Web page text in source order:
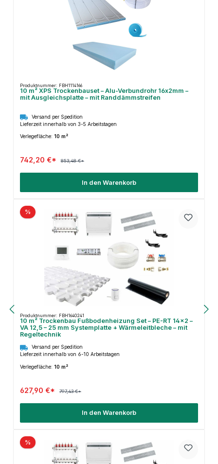
Produktnummer: FBH1114166
10 m² XPS Trockenbauset – Alu-Verbundrohr 16x2mm –
mit Ausgleichsplatte – mit Randdämmstreifen
Versand per Spedition
Lieferzeit innerhalb von 3-5 Arbeitstagen
Verlegefläche: 10 m²
742,20 €* 853,48 €*
In den Warenkorb
%
Produktnummer: FBH1640241
10 m² Trockenbau Fußbodenheizung Set – PE-RT 14×2 –
VA 12,5 – 25 mm Systemplatte + Wärmeleitbleche – mit
Regeltechnik
Versand per Spedition
Lieferzeit innerhalb von 6-10 Arbeitstagen
Verlegefläche: 10 m²
627,90 €* 797,43 €*
In den Warenkorb
%